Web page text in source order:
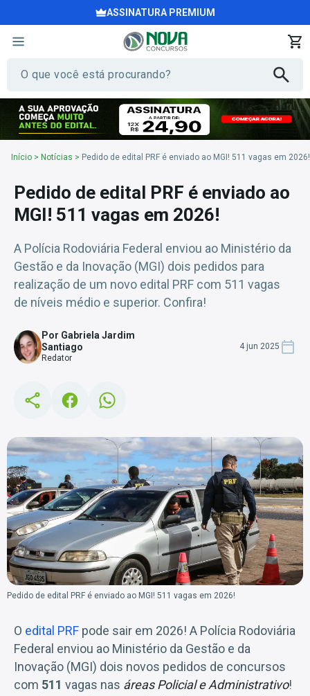
ASSINATURA PREMIUM
Início > Notícias > Pedido de edital PRF é enviado ao MGI! 511 vagas em 2026!
Pedido de edital PRF é enviado ao
MGI! 511 vagas em 2026!
A Polícia Rodoviária Federal enviou ao Ministério da
Gestão e da Inovação (MGI) dois pedidos para
realização de um novo edital PRF com 511 vagas
de níveis médio e superior. Confira!
Por Gabriela Jardim
Santiago
Redator
4 jun 2025
Pedido de edital PRF é enviado ao MGI! 511 vagas em 2026!
O edital PRF pode sair em 2026! A Polícia Rodoviária
Federal enviou ao Ministério da Gestão e da
Inovação (MGI) dois novos pedidos de concursos
com 511 vagas nas áreas Policial e Administrativo!